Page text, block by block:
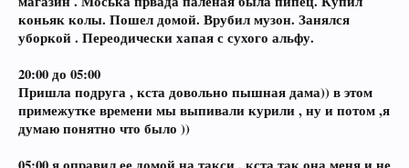
коньяк колы. Пошел домой. Врубил музон. Занялся
уборкой . Переодически хапая с сухого альфу.
20:00 до 05:00
Пришла подруга , кста довольно пышная дама)) в этом
примежутке времени мы выпивали курили , ну и потом ,я
думаю понятно что было ))